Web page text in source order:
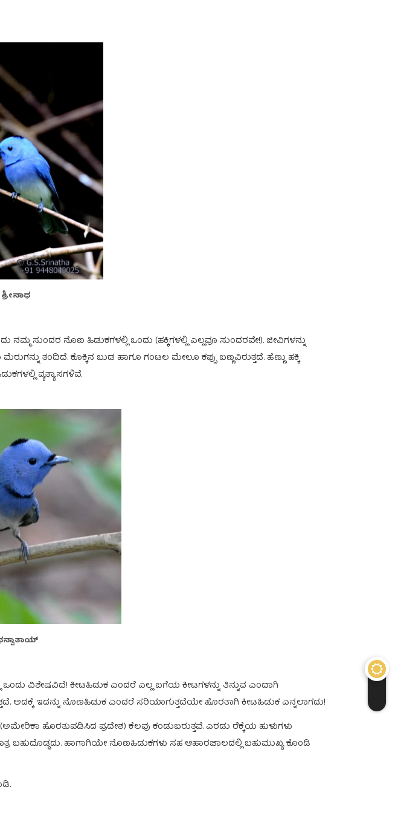
ನಮ್ಮ ಸುಂದರ ನೊಣ ಹಿಡುಕಗಳಲ್ಲಿ ಒಂದು (ಹಕ್ಕಿಗಳಲ್ಲಿ ಎಲ್ಲವೂ ಸುಂದರವೇ!). ಜೀವಿಗಳನ್ನು
ತಂದಿದೆ. ಕೊಕ್ಕಿನ ಬುಡ ಹಾಗೂ ಗಂಟಲ ಮೇಲೂ ಕಪ್ಪು ಬಣ್ಣವಿರುತ್ತದೆ. ಹೆಣ್ಣು ಹಕ್ಕಿ
ವ್ಯತ್ಯಾಸಗಳಿವೆ.
ವಿಶೇಷವಿದೆ! ಕೀಟಹಿಡುಕ ಎಂದರೆ ಎಲ್ಲ ಬಗೆಯ ಕೀಟಗಳನ್ನು ತಿನ್ನುವ ಎಂದಾಗಿ
ಅದಕ್ಕೆ ಇದನ್ನು ನೊಣಹಿಡುಕ ಎಂದರೆ ಸರಿಯಾಗುತ್ತದೆಯೇ ಹೊರತಾಗಿ ಕೀಟಹಿಡುಕ ಎನ್ನಲಾಗದು!
ಹೊರತುಪಡಿಸಿದ ಪ್ರದೇಶ) ಕೆಲವು ಕಂಡುಬರುತ್ತವೆ. ಎರಡು ರೆಕ್ಕೆಯ ಹುಳುಗಳು
ಬಹುದೊಡ್ಡದು. ಹಾಗಾಗಿಯೇ ನೊಣಹಿಡುಕಗಳು ಸಹ ಆಹಾರಜಾಲದಲ್ಲಿ ಬಹುಮುಖ್ಯ ಕೊಂಡಿ